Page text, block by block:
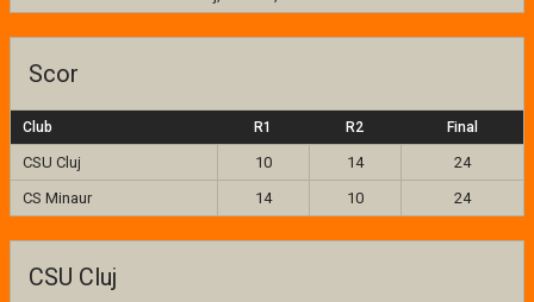
Scor
Club R1 R2 Final
CSU Cluj 10 14
24
CS Minaur
14 10 24
CSU Cluj